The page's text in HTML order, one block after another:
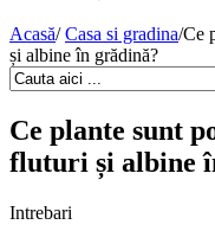
Acasă/ Casa si gradina/Ce
și albine în grădină?
Ce plante sunt
fluturi și albine
Intrebari